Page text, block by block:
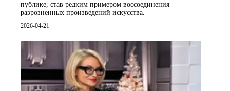
публике, став редким примером воссоединения
разрозненных произведений искусства.
2026-04-21